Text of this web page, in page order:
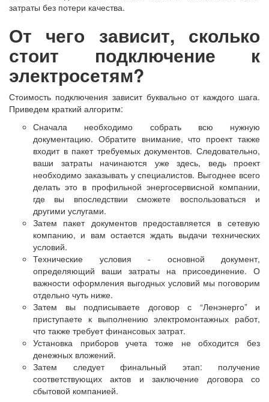
затраты без потери качества.
От чего зависит, сколько
стоит подключение к
электросетям?
Стоимость подключения зависит буквально от каждого шага.
Приведем краткий алгоритм:
Сначала необходимо собрать всю нужную
документацию. Обратите внимание, что проект также
входит в пакет требуемых документов. Следовательно,
ваши затраты начинаются уже здесь, ведь проект
необходимо заказывать у специалистов. Выгоднее всего
делать это в профильной энергосервисной компании,
где вы впоследствии сможете воспользоваться и
другими услугами.
Затем пакет документов предоставляется в сетевую
компанию, и вам остается ждать выдачи технических
условий.
Технические условия - основной документ,
определяющий ваши затраты на присоединение. О
важности оформления выгодных условий мы поговорим
отдельно чуть ниже.
Затем вы подписываете договор с “Ленэнерго” и
приступаете к выполнению электромонтажных работ,
что также требует финансовых затрат.
Установка приборов учета тоже не обходится без
денежных вложений.
Затем следует финальный этап: получение
соответствующих актов и заключение договора со
сбытовой компанией.